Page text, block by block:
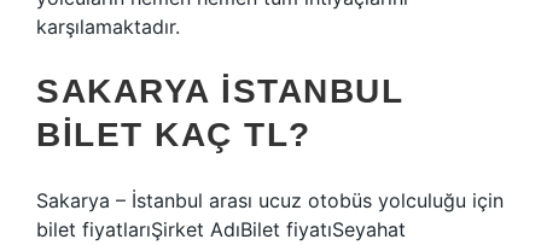
karşılamaktadır.
SAKARYA İSTANBUL
BILET KAÇ TL?
Sakarya – İstanbul arası ucuz otobüs yolculuğu için
bilet fiyatlarıŞirket AdıBilet fiyatıSeyahat